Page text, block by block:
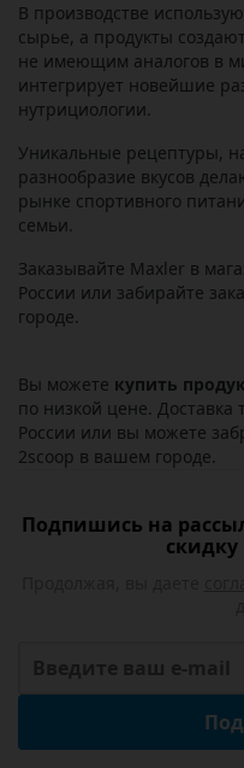
В производстве
сырье, а продукты
не имеющим аналогов в
интегрирует новейшие
нутрициологии.
Уникальные рецептуры,
разнообразие вкусов
рынке спортивного
семьи.
Заказывайте Maxler в
России или забирайте
городе.
Вы можете купить
по низкой цене. Доставка
России или вы можете
2scoop в вашем городе.
Подпишись на
скидку